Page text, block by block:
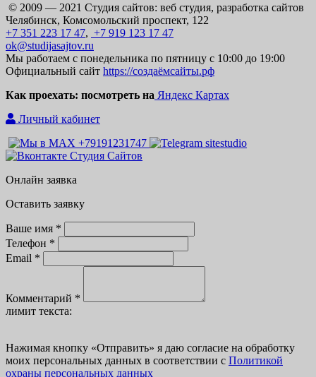
© 2009 — 2021 Студия сайтов: веб студия, разработка сайтов
Челябинск, Комсомольский проспект, 122
+7 351 223 17 47, +7 919 123 17 47
ok@studijasajtov.ru
Мы работаем с понедельника по пятницу с 10:00 до 19:00
Официальный сайт https://создаёмсайты.рф
Как проехать: посмотреть на Яндекс Картах
Личный кабинет
Онлайн заявка
Оставить заявку
Ваше имя *
Телефон *
Email *
Комментарий *
лимит текста:
Нажимая кнопку «Отправить» я даю согласие на обработку
моих персональных данных в соответствии с Политикой
охраны персональных данных